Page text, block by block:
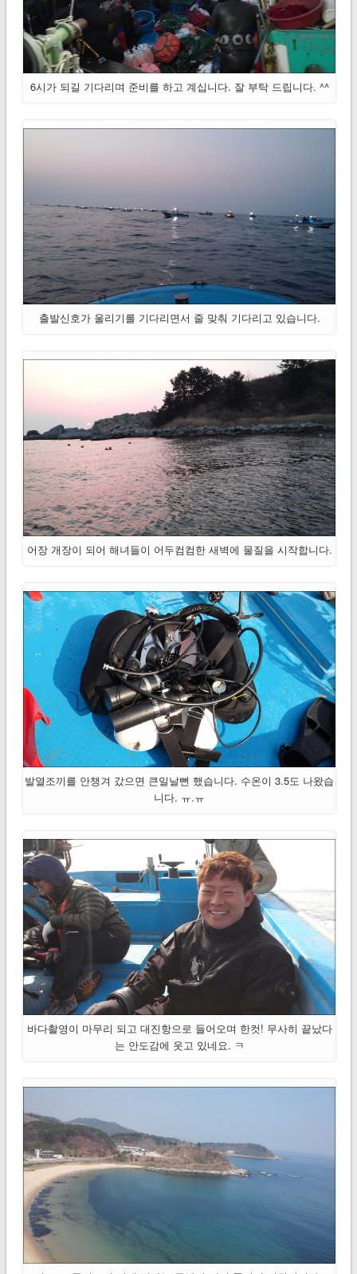
6시가 되길 기다리며 준비를 하고 계십니다. 잘 부탁 드립니다. ^^
출발신호가 울리기를 기다리면서 줄 맞춰 기다리고 있습니다.
어장 개장이 되어 해녀들이 어두컴컴한 새벽에 물질을 시작합니다.
발열조끼를 안챙겨 갔으면 큰일날뻔 했습니다. 수온이 3.5도 나왔습
니다. ㅠ.ㅠ
바다촬영이 마무리 되고 대진항으로 들어오며 한컷! 무사히 끝났다
는 안도감에 웃고 있네요. ㅋ